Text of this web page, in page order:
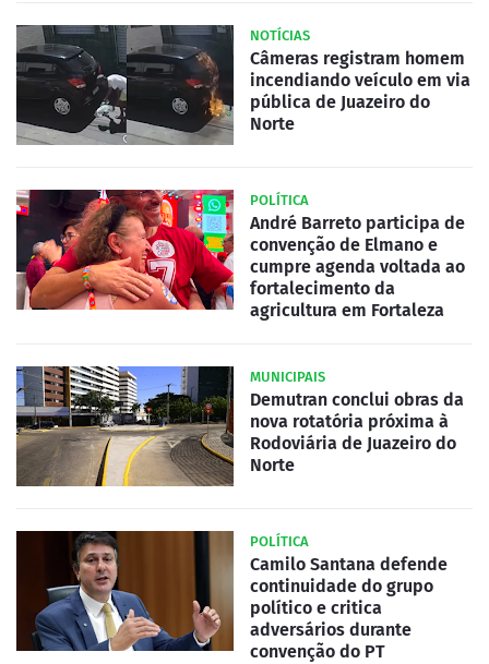
NOTÍCIAS
Câmeras registram homem
incendiando veículo em via
pública de Juazeiro do
Norte
POLÍTICA
André Barreto participa de
convenção de Elmano e
cumpre agenda voltada ao
fortalecimento da
agricultura em Fortaleza
MUNICIPAIS
Demutran conclui obras da
nova rotatória próxima à
Rodoviária de Juazeiro do
Norte
POLÍTICA
Camilo Santana defende
continuidade do grupo
político e critica
adversários durante
convenção do PT